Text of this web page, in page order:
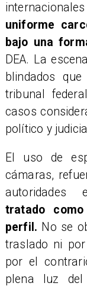
uniforme
bajo una
DEA. La
blindados
tribunal
casos
político y
El uso de
cámaras,
autoridades
tratado
perfil. No se
traslado ni
por el
plena luz